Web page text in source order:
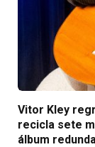
Vitor Kley
recicla sete
álbum